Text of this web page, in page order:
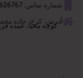
شماره تماس: 09372626767 - 02636702493
آدرس: کرج، جاده
کوچه محیا، عمده